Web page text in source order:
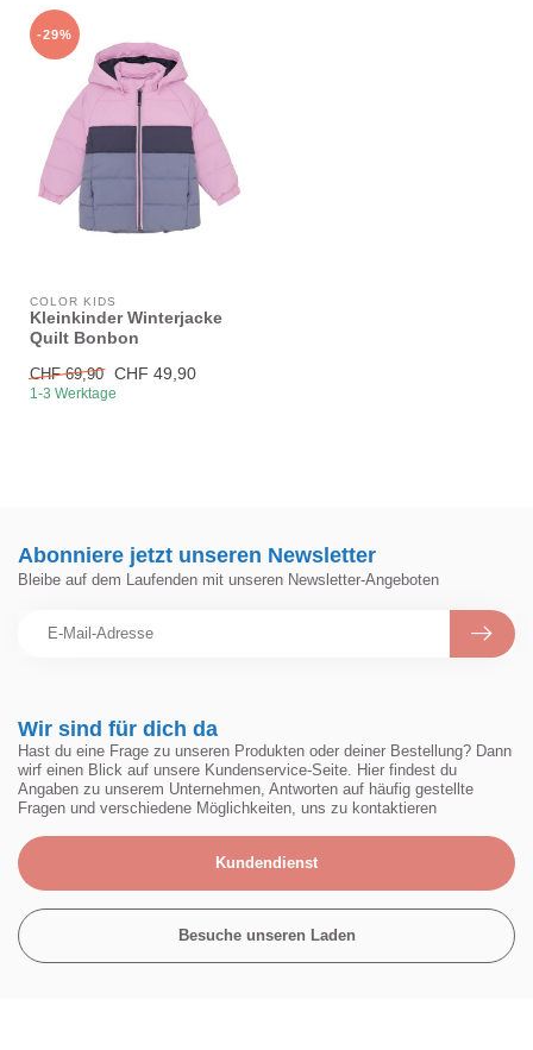
-29%
COLOR KIDS
Kleinkinder Winterjacke
Quilt Bonbon
CHF 69,90 CHF 49,90
1-3 Werktage
Wir sind für dich da
Hast du eine Frage zu unseren Produkten oder deiner Bestellung? Dann
wirf einen Blick auf unsere Kundenservice-Seite. Hier findest du
Angaben zu unserem Unternehmen, Antworten auf häufig gestellte
Fragen und verschiedene Möglichkeiten, uns zu kontaktieren
Kundendienst
Besuche unseren Laden
Abonniere jetzt unseren Newsletter
Bleibe auf dem Laufenden mit unseren Newsletter-Angeboten